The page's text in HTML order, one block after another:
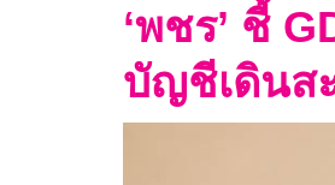
‘พชร’ ชี้
บัญชีเดินส